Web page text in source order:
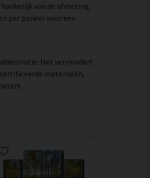
van de afmeting.
per paneel voor een
Het vermindert
materialen,